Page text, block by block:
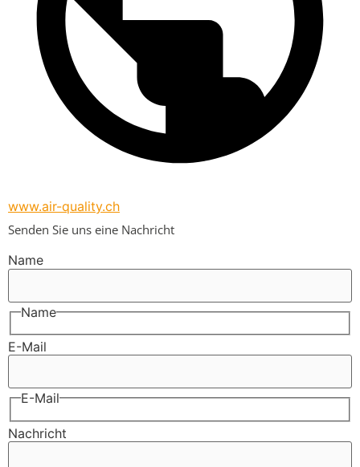
www.air-quality.ch
Senden Sie uns eine Nachricht
Name
Name
E-Mail
E-Mail
Nachricht